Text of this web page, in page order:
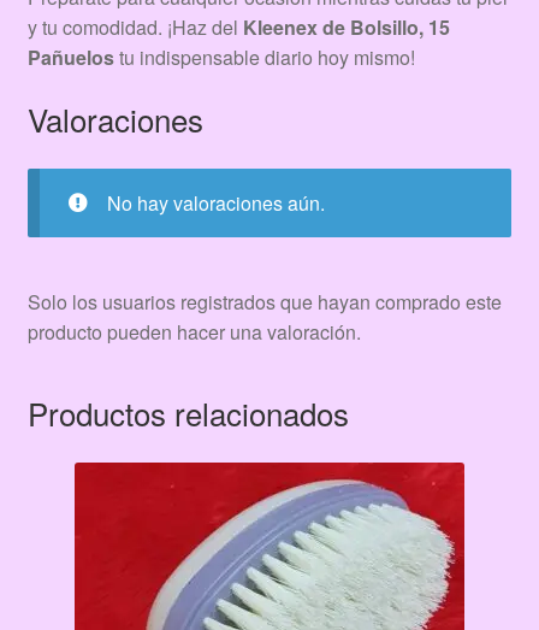
y tu comodidad. ¡Haz del Kleenex de Bolsillo, 15
Pañuelostu indispensable diario hoy mismo!
Valoraciones
No hay valoraciones aún.
Solo los usuarios registrados que hayan comprado este
producto pueden hacer una valoración.
Productos relacionados